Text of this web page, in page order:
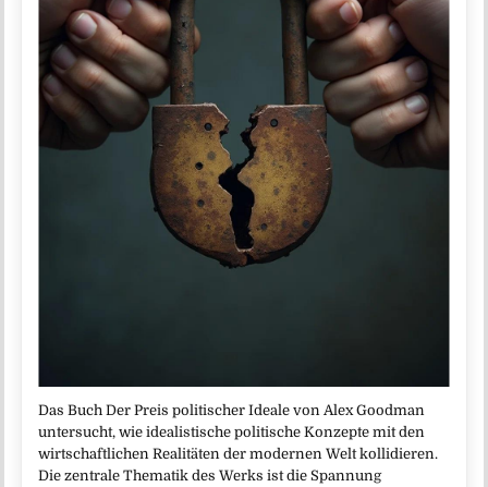
Das Buch Der Preis politischer Ideale von Alex Goodman
untersucht, wie idealistische politische Konzepte mit den
wirtschaftlichen Realitäten der modernen Welt kollidieren.
Die zentrale Thematik des Werks ist die Spannung